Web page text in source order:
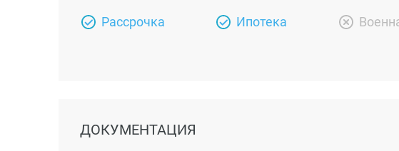
Рассрочка Ипотека
ДОКУМЕНТАЦИЯ